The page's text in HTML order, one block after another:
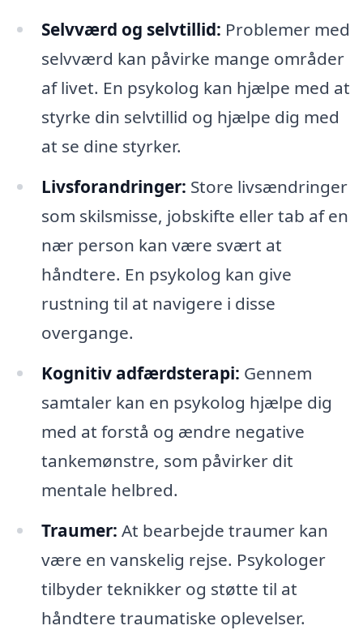
Selvværd og selvtillid: Problemer med
selvværd kan påvirke mange områder
af livet. En psykolog kan hjælpe med at
styrke din selvtillid og hjælpe dig med
at se dine styrker.
Livsforandringer: Store livsændringer
som skilsmisse, jobskifte eller tab af en
nær person kan være svært at
håndtere. En psykolog kan give
rustning til at navigere i disse
overgange.
Kognitiv adfærdsterapi: Gennem
samtaler kan en psykolog hjælpe dig
med at forstå og ændre negative
tankemønstre, som påvirker dit
mentale helbred.
Traumer: At bearbejde traumer kan
være en vanskelig rejse. Psykologer
tilbyder teknikker og støtte til at
håndtere traumatiske oplevelser.